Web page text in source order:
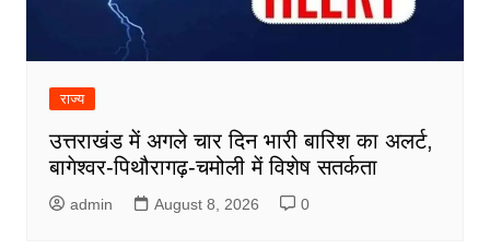
राज्य
उत्तराखंड में अगले चार दिन भारी बारिश का अलर्ट,
बागेश्वर-पिथौरागढ़-चमोली में विशेष सतर्कता
admin August 8, 2026 0